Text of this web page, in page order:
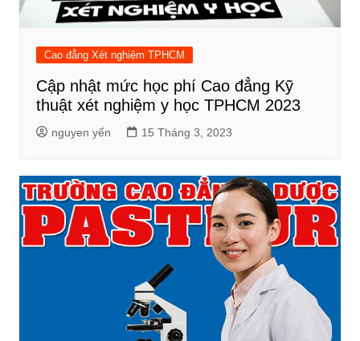
Cao đẳng Xét nghiệm TPHCM
Cập nhật mức học phí Cao đẳng Kỹ
thuật xét nghiệm y học TPHCM 2023
nguyen yến 15 Tháng 3, 2023